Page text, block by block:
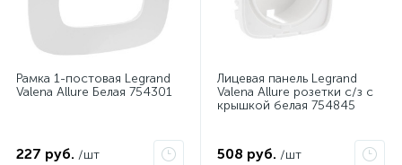
Рамка 1-постовая Legrand
Valena Allure Белая 754301
227 руб. /шт
Лицевая панель Legrand
Valena Allure розетки с/з с
крышкой белая 754845
508 руб. /шт